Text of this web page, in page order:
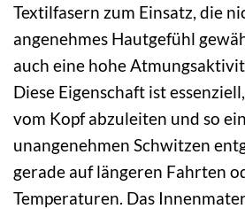
Textilfasern zum Einsatz, die
angenehmes Hautgefühl
auch eine hohe
Diese Eigenschaft ist
vom Kopf abzuleiten und so
unangenehmen Schwitzen
gerade auf längeren Fahrten
Temperaturen. Das